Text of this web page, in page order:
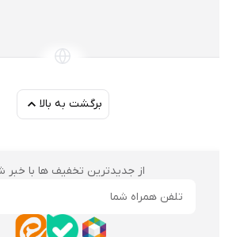
برگشت به بالا
از جدیدترین تخفیف ها با خبر شوید